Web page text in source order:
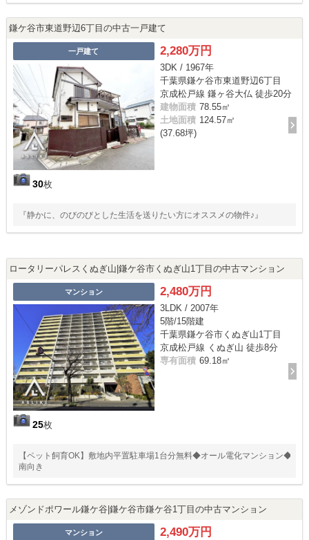
鎌ケ谷市東道野辺6丁目の中古一戸建て
一戸建て
30枚
2,280万円
3DK / 1967年
千葉県鎌ケ谷市東道野辺6丁目
京成松戸線 鎌ヶ谷大仏 徒歩20分
建物面積 78.55㎡
土地面積 124.57㎡
(37.68坪)
『静かに、のびのびとした生活を送りたい方にオススメの物件♪』
ロータリーパレスくぬぎ山|鎌ケ谷市くぬぎ山1丁目の中古マンション
マンション
25枚
2,480万円
3LDK / 2007年
5階/15階建
千葉県鎌ケ谷市くぬぎ山1丁目
京成松戸線 くぬぎ山 徒歩8分
専有面積 69.18㎡
【ペット飼育OK】敷地内平置駐車場1台分無料◆オール電化マンション◆
南向き
メゾンドポワール鎌ケ谷|鎌ケ谷市鎌ケ谷1丁目の中古マンション
マンション 2,490万円